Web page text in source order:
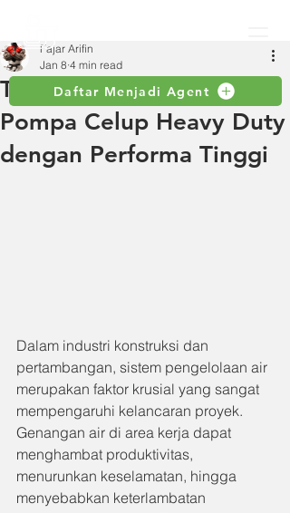
Daftar Menjadi Agent
Tsurumi KTZ Series,
Pompa Celup Heavy Duty
dengan Performa Tinggi
Fajar Arifin
Jan 8 4 min read
Dalam industri konstruksi dan
pertambangan, sistem pengelolaan air
merupakan faktor krusial yang sangat
mempengaruhi kelancaran proyek.
Genangan air di area kerja dapat
menghambat produktivitas,
menurunkan keselamatan, hingga
menyebabkan keterlambatan